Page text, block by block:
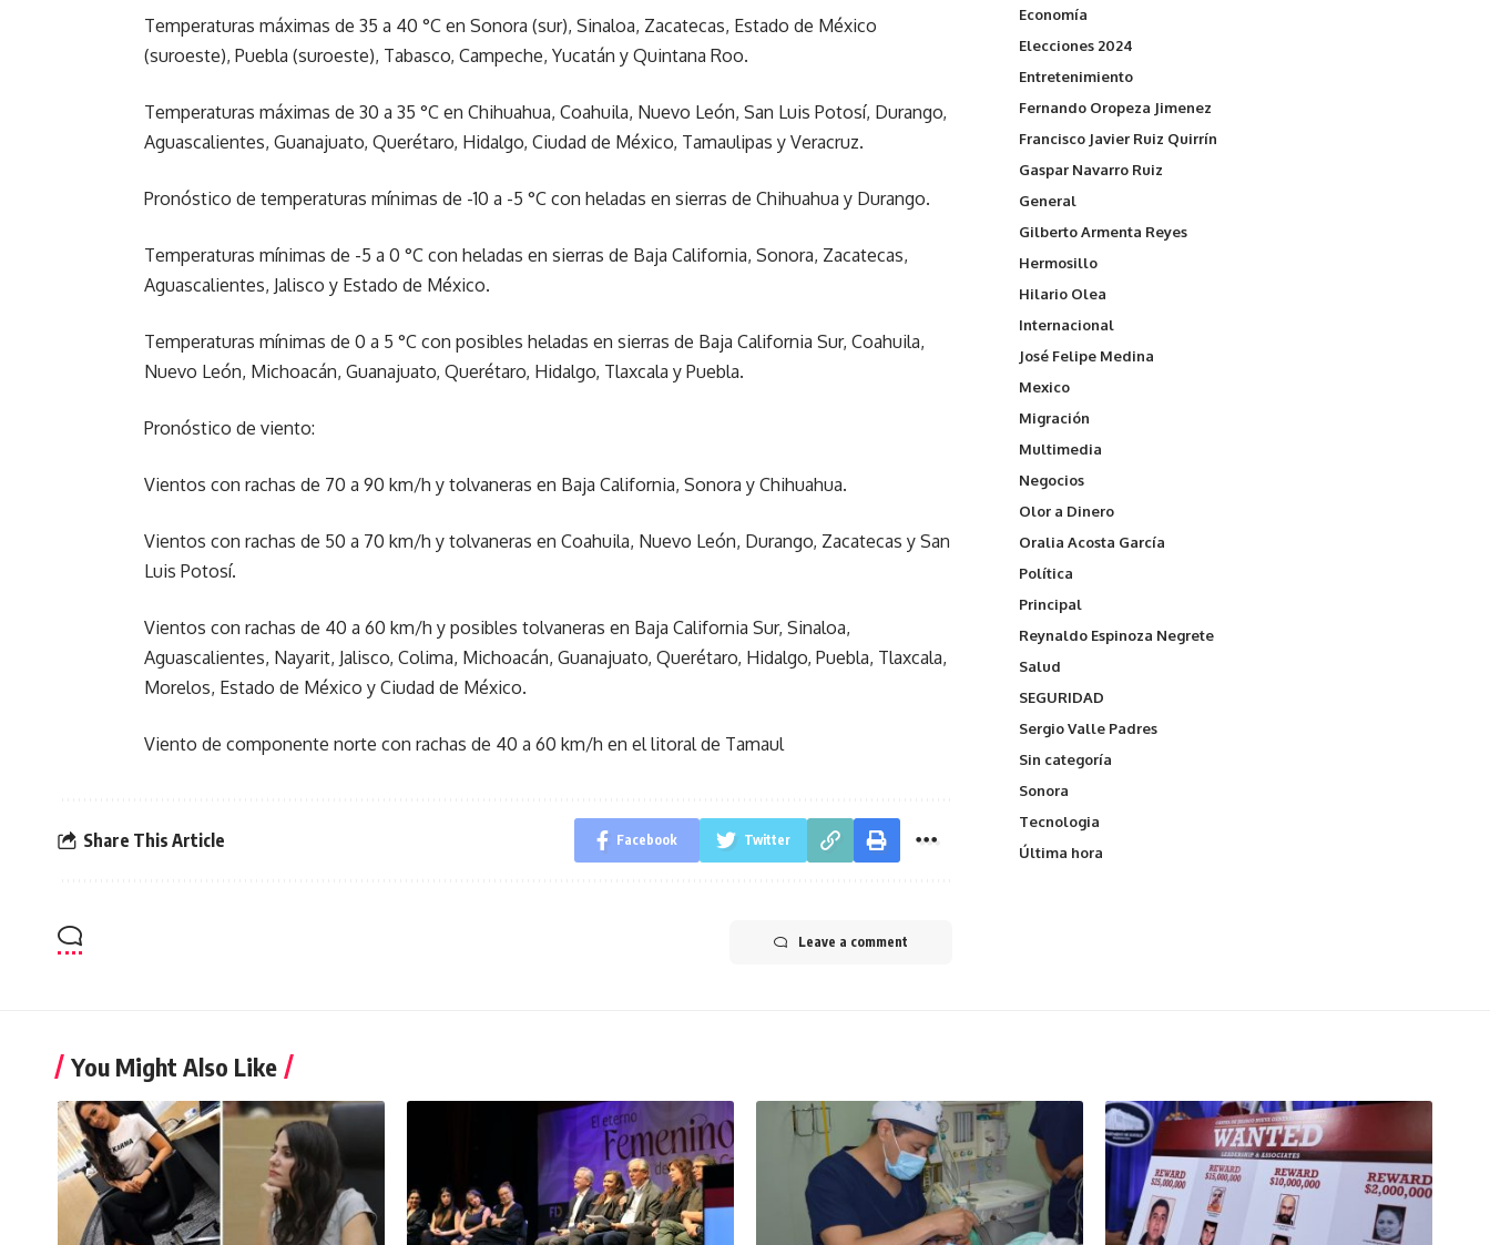
Temperaturas máximas de 35 a 40 °C en Sonora (sur), Sinaloa, Zacatecas, Estado de México
(suroeste), Puebla (suroeste), Tabasco, Campeche, Yucatán y Quintana Roo.
Temperaturas máximas de 30 a 35 °C en Chihuahua, Coahuila, Nuevo León, San Luis Potosí, Durango,
Aguascalientes, Guanajuato, Querétaro, Hidalgo, Ciudad de México, Tamaulipas y Veracruz.
Pronóstico de temperaturas mínimas de -10 a -5 °C con heladas en sierras de Chihuahua y Durango.
Temperaturas mínimas de -5 a 0 °C con heladas en sierras de Baja California, Sonora, Zacatecas,
Aguascalientes, Jalisco y Estado de México.
Temperaturas mínimas de 0 a 5 °C con posibles heladas en sierras de Baja California Sur, Coahuila,
Nuevo León, Michoacán, Guanajuato, Querétaro, Hidalgo, Tlaxcala y Puebla.
Pronóstico de viento:
Vientos con rachas de 70 a 90 km/h y tolvaneras en Baja California, Sonora y Chihuahua.
Vientos con rachas de 50 a 70 km/h y tolvaneras en Coahuila, Nuevo León, Durango, Zacatecas y San
Luis Potosí.
Vientos con rachas de 40 a 60 km/h y posibles tolvaneras en Baja California Sur, Sinaloa,
Aguascalientes, Nayarit, Jalisco, Colima, Michoacán, Guanajuato, Querétaro, Hidalgo, Puebla, Tlaxcala,
Morelos, Estado de México y Ciudad de México.
Viento de componente norte con rachas de 40 a 60 km/h en el litoral de Tamaul
Share This Article Facebook Twitter
Leave a comment
Economía
Elecciones 2024
Entretenimiento
Fernando Oropeza Jimenez
Francisco Javier Ruiz Quirrín
Gaspar Navarro Ruiz
General
Gilberto Armenta Reyes
Hermosillo
Hilario Olea
Internacional
José Felipe Medina
Mexico
Migración
Multimedia
Negocios
Olor a Dinero
Oralia Acosta García
Política
Principal
Reynaldo Espinoza Negrete
Salud
SEGURIDAD
Sergio Valle Padres
Sin categoría
Sonora
Tecnologia
Última hora
You Might Also Like